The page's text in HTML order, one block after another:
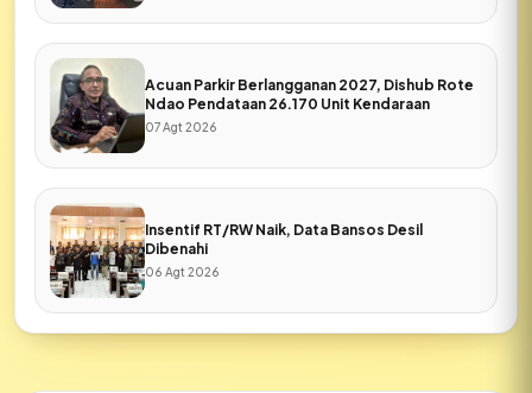
Acuan Parkir Berlangganan 2027, Dishub Rote
Ndao Pendataan 26.170 Unit Kendaraan
07 Agt 2026
Insentif RT/RW Naik, Data Bansos Desil
Dibenahi
06 Agt 2026